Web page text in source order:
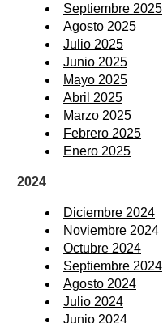
Septiembre 2025
Agosto 2025
Julio 2025
Junio 2025
Mayo 2025
Abril 2025
Marzo 2025
Febrero 2025
Enero 2025
2024
Diciembre 2024
Noviembre 2024
Octubre 2024
Septiembre 2024
Agosto 2024
Julio 2024
Junio 2024